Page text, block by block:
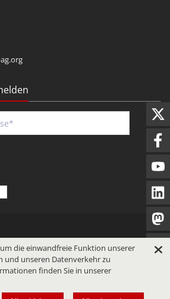
Nutzungsbedingungen
die einwandfreie Funktion unserer
und unseren Datenverkehr zu
finden Sie in unserer